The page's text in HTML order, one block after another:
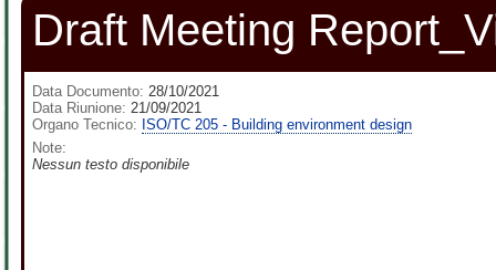
Draft Meeting
Data Documento: 28/10/2021
Data Riunione: 21/09/2021
Organo Tecnico: ISO/TC 205 - Building environment design
Note:
Nessun testo disponibile